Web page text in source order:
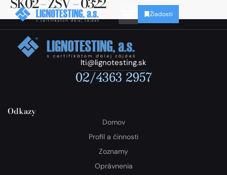
Žiadosti
lti@lignotesting.sk
02/4363 2957
Odkazy
Domov
Profil a činnosti
Zoznamy
Oprávnenia